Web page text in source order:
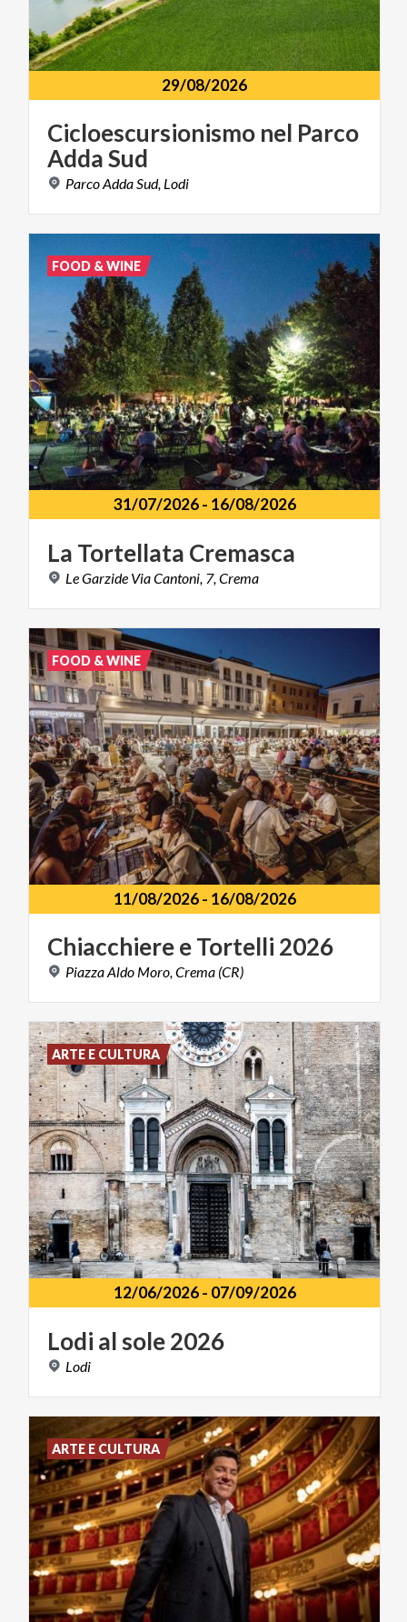
29/08/2026
Cicloescursionismo nel Parco
AddaSud
ParcoAddaSud, Lodi
31/07/2026- 16/08/2026
La Tortellata Cremasca
LeGarzide ViaCantoni, 7, Crema
FOOD & WINE
11/08/2026- 16/08/2026
ChiacchiereeTortelli 2026
PiazzaAldo Moro,Crema (CR)
FOOD & WINE
12/06/2026- 07/09/2026
Lodi al sole2026
Lodi
ARTE E CULTURA
ARTE E CULTURA